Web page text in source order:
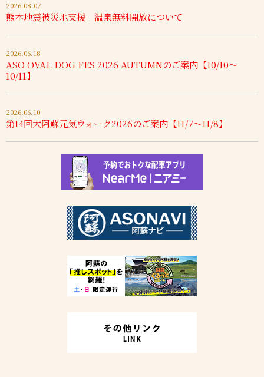
2026.08.07
熊本地震被災地支援 温泉無料開放について
2026.06.18
ASO OVAL DOG FES 2026 AUTUMNのご案内【10/10～
10/11】
2026.06.10
第14回大阿蘇元気ウォーク2026のご案内【11/7～11/8】